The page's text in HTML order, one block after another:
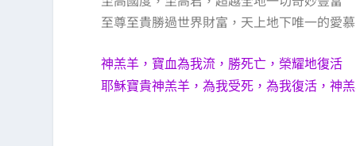
至尊至貴勝過世界財富，天上地下唯一的愛慕
神羔羊，寶血為我流，勝死亡，榮耀地復活
耶穌寶貴神羔羊，為我受死，為我復活，神